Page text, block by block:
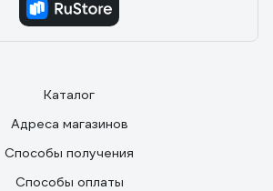
Каталог
Адреса магазинов
Способы получения
Способы оплаты